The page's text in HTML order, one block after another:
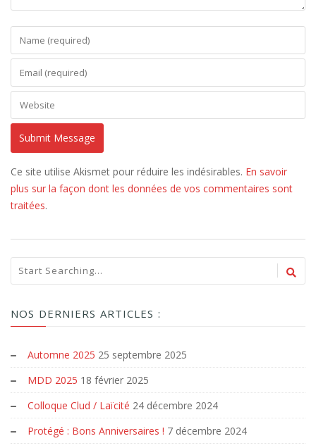
Ce site utilise Akismet pour réduire les indésirables. En savoir
plus sur la façon dont les données de vos commentaires sont
traitées.
NOS DERNIERS ARTICLES :
Automne 2025 25 septembre 2025
MDD 2025 18 février 2025
Colloque Clud / Laïcité 24 décembre 2024
Protégé : Bons Anniversaires ! 7 décembre 2024